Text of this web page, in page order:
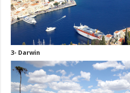
3- Darwin